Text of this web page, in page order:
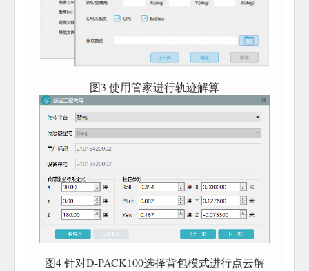
图3 使用管家进行轨迹解算
图4 针对D-PACK100选择背包模式进行点云解